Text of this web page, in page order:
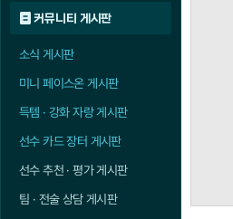
커뮤니티 게시판
소식 게시판
미니 페이스온 게시판
득템 · 강화 자랑 게시판
선수 카드 장터 게시판
선수 추천 · 평가 게시판
팀 · 전술 상담 게시판